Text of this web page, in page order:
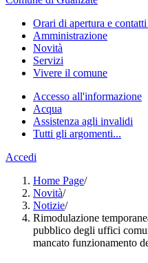
Orari di apertura e
Amministrazione
Novità
Servizi
Vivere il comune
Accesso all'informazione
Acqua
Assistenza agli invalidi
Tutti gli argomenti...
Accedi
Home Page/
Novità/
Notizie/
Rimodulazione
pubblico degli uffici
mancato funzionamento